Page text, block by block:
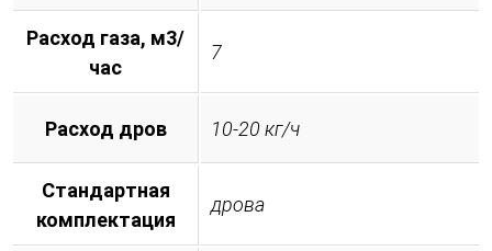
Расход газа, м3/
час
7
Расход дров 10-20 кг/ч
Стандартная
комплектация
дрова